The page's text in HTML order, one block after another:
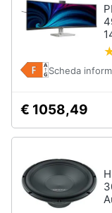
Scheda
€ 1058,49